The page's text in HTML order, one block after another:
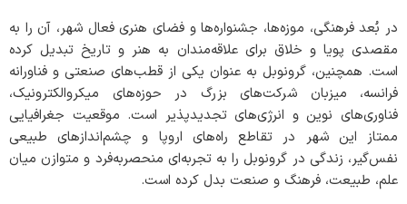
در بُعد فرهنگی، موزه‌ها، جشنواره‌ها و فضای هنری فعال شهر، آن را به
مقصدی پویا و خلاق برای علاقه‌مندان به هنر و تاریخ تبدیل کرده
است. همچنین، گرونوبل به عنوان یکی از قطب‌های صنعتی و فناورانه
فرانسه، میزبان شرکت‌های بزرگ در حوزه‌های میکروالکترونیک،
فناوری‌های نوین و انرژی‌های تجدیدپذیر است. موقعیت جغرافیایی
ممتاز این شهر در تقاطع راه‌های اروپا و چشم‌اندازهای طبیعی
نفس‌گیر، زندگی در گرونوبل را به تجربه‌ای منحصربه‌فرد و متوازن میان
علم، طبیعت، فرهنگ و صنعت بدل کرده است.